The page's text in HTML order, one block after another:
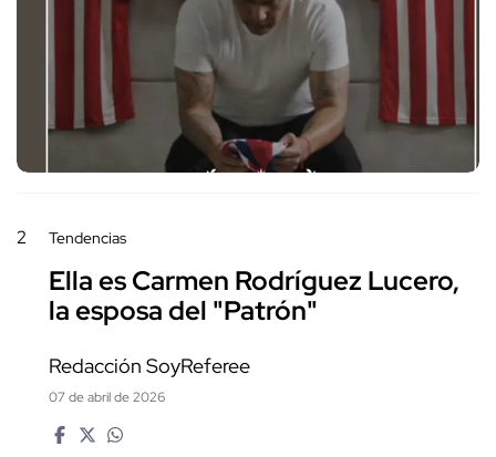
2 Tendencias
Ella es Carmen Rodríguez Lucero,
la esposa del "Patrón"
Redacción SoyReferee
07 de abril de 2026